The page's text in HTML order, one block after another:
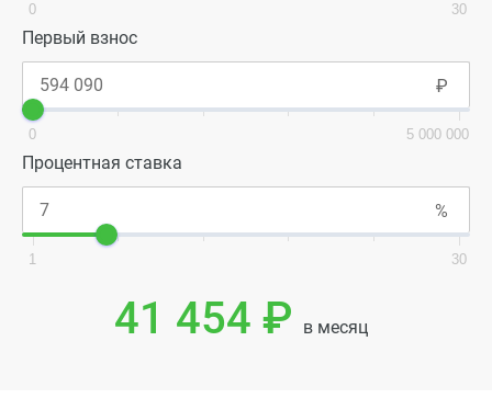
0 30
Первый взнос
0 5 000 000
Процентная ставка
1 30
41 454 ₽ в месяц